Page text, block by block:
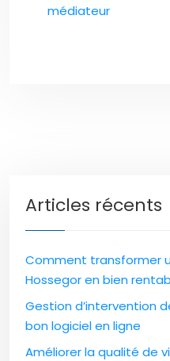
médiateur
Articles récents
Comment transformer
Hossegor en bien
Gestion d’intervention
bon logiciel en ligne
Améliorer la qualité de